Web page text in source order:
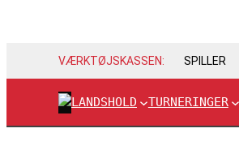
VÆRKTØJSKASSEN: SPILLER
LANDSHOLD TURNERINGER